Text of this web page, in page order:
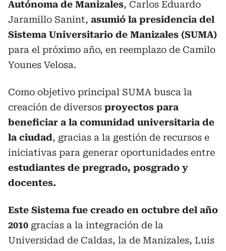
Autónoma de Manizales, Carlos Eduardo
Jaramillo Sanint, asumió la presidencia del
Sistema Universitario de Manizales (SUMA)
para el próximo año, en reemplazo de Camilo
Younes Velosa.
Como objetivo principal SUMA busca la
creación de diversos proyectos para
beneficiar a la comunidad universitaria de
la ciudad, gracias a la gestión de recursos e
iniciativas para generar oportunidades entre
estudiantes de pregrado, posgrado y
docentes.
Este Sistema fue creado en octubre del año
2010 gracias a la integración de la
Universidad de Caldas, la de Manizales, Luis